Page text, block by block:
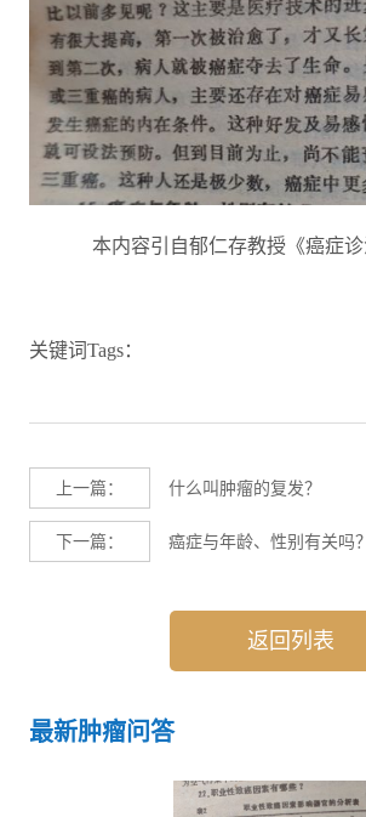
本内容引自郁仁存教授《癌症诊
关键词Tags：
上一篇： 什么叫肿瘤的复发？
下一篇： 癌症与年龄、性别有关吗？
返回列表
最新肿瘤问答